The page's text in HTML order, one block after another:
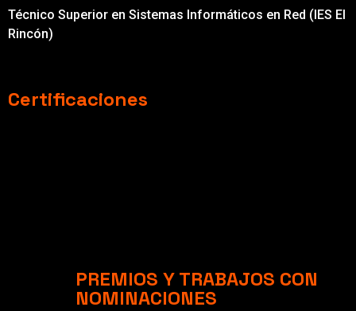
Técnico Superior en Sistemas Informáticos en Red (IES El
Rincón)
Certificaciones
PREMIOS Y TRABAJOS CON
NOMINACIONES